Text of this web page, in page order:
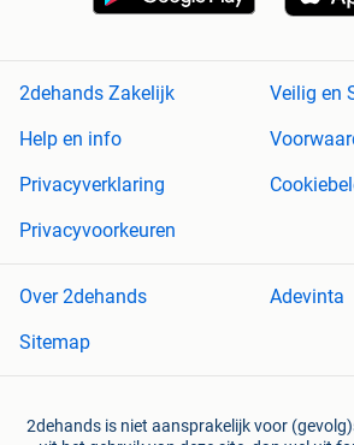
2dehands Zakelijk
Veilig en
Help en info
Privacyverklaring
Privacyvoorkeuren
Over 2dehands
Adevinta
Sitemap
2dehands is niet aansprakelijk voor